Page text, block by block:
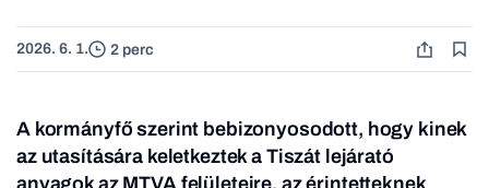
2026. 6. 1. 2 perc
A kormányfő szerint bebizonyosodott, hogy kinek
az utasítására keletkeztek a Tiszát lejárató